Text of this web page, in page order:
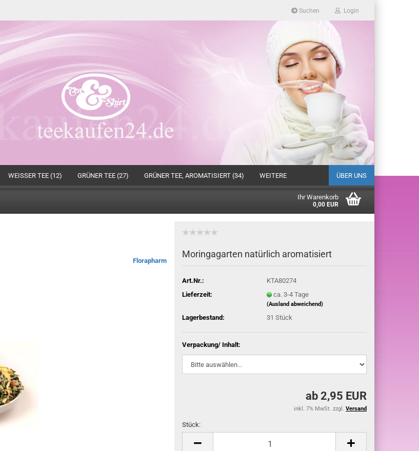
Suchen Login
Ihr Warenkorb
0,00 EUR
WEISSER TEE (12) GRÜNER TEE (27) GRÜNER TEE, AROMATISIERT (34) ÜBER UNS
WEITERE
Florapharm
Moringagarten natürlich aromatisiert
Art.Nr.:
KTA80274
Lieferzeit:
ca. 3-4 Tage
(Ausland abweichend)
Lagerbestand: 31 Stück
Verpackung/ Inhalt:
ab 2,95 EUR
inkl. 7% MwSt. zzgl. Versand
Stück:
Stück